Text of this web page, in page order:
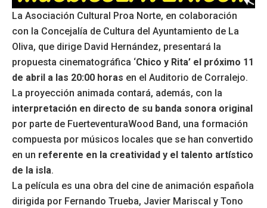
La Asociación Cultural Proa Norte, en colaboración
con la Concejalía de Cultura del Ayuntamiento de La
Oliva, que dirige David Hernández, presentará la
propuesta cinematográfica ‘Chico y Rita’ el próximo 11
de abril a las 20:00 horas en el Auditorio de Corralejo.
La proyección animada contará, además, con la
interpretación en directo de su banda sonora original
por parte de FuerteventuraWood Band, una formación
compuesta por músicos locales que se han convertido
en un referente en la creatividad y el talento artístico
de la isla.
La película es una obra del cine de animación española
dirigida por Fernando Trueba, Javier Mariscal y Tono